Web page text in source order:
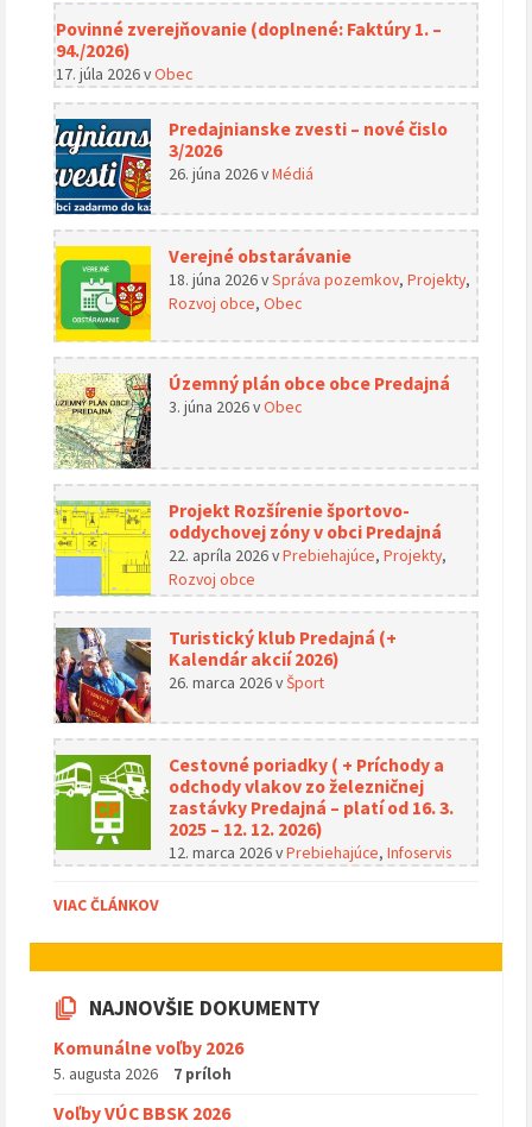
Povinné zverejňovanie (doplnené: Faktúry 1. –
94./2026)
17. júla 2026vObec
Predajnianske zvesti – nové čislo
3/2026
26. júna 2026vMédiá
Verejné obstarávanie
18. júna 2026vSpráva pozemkov, Projekty,
Rozvoj obce, Obec
Územný plán obce obce Predajná
3. júna 2026vObec
Projekt Rozšírenie športovo-
oddychovej zóny v obci Predajná
22. apríla 2026vPrebiehajúce, Projekty,
Rozvoj obce
Turistický klub Predajná (+
Kalendár akcií 2026)
26. marca 2026vŠport
Cestovné poriadky ( + Príchody a
odchody vlakov zo železničnej
zastávky Predajná – platí od 16. 3.
2025 – 12. 12. 2026)
12. marca 2026vPrebiehajúce, Infoservis
VIAC ČLÁNKOV
NAJNOVŠIE DOKUMENTY
Komunálne voľby 2026
5. augusta 2026 7 príloh
Voľby VÚC BBSK 2026